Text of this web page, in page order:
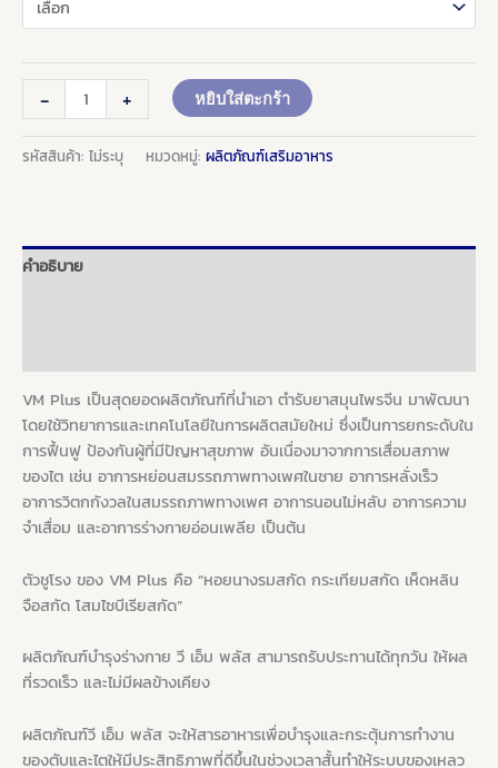
- + หยิบใส่ตะกร้า
รหัสสินค้า: ไม่ระบุ หมวดหมู่: ผลิตภัณฑ์เสริมอาหาร
คำอธิบาย
VM Plus เป็นสุดยอดผลิตภัณฑ์ที่นำเอา ตำรับยาสมุนไพรจีน มาพัฒนา
โดยใช้วิทยาการและเทคโนโลยีในการผลิตสมัยใหม่ ซึ่งเป็นการยกระดับใน
การฟื้นฟู ป้องกันผู้ที่มีปัญหาสุขภาพ อันเนื่องมาจากการเสื่อมสภาพ
ของไต เช่น อาการหย่อนสมรรถภาพทางเพศในชาย อาการหลั่งเร็ว
อาการวิตกกังวลในสมรรถภาพทางเพศ อาการนอนไม่หลับ อาการความ
จำเสื่อม และอาการร่างกายอ่อนเพลีย เป็นต้น
ตัวชูโรง ของ VM Plus คือ “หอยนางรมสกัด กระเทียมสกัด เห็ดหลิน
จือสกัด โสมไซบีเรียสกัด”
ผลิตภัณฑ์บำรุงร่างกาย วี เอ็ม พลัส สามารถรับประทานได้ทุกวัน ให้ผล
ที่รวดเร็ว และไม่มีผลข้างเคียง
ผลิตภัณฑ์วี เอ็ม พลัส จะให้สารอาหารเพื่อบำรุงและกระตุ้นการทำงาน
ของตับและไตให้มีประสิทธิภาพที่ดีขึ้นในช่วงเวลาสั้นทำให้ระบบของเหลว